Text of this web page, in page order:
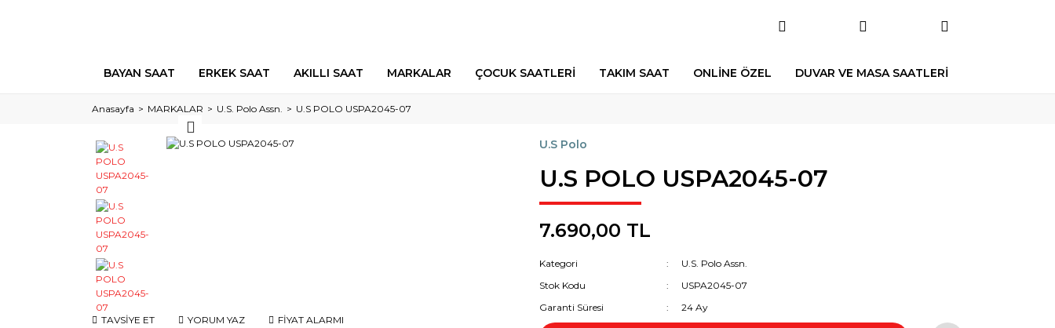
BAYAN SAAT ERKEK SAAT AKILLI SAAT MARKALAR ÇOCUK SAATLERİ TAKIM SAAT ONLİNE ÖZEL DUVAR VE MASA SAATLERİ
Anasayfa MARKALAR U.S. Polo Assn. U.S POLO USPA2045-07
TAVSİYE ET YORUM YAZ FİYAT ALARMI
U.S Polo
U.S POLO USPA2045-07
7.690,00 TL
Kategori
U.S. Polo Assn.
Stok Kodu
USPA2045-07
Garanti Süresi
24 Ay